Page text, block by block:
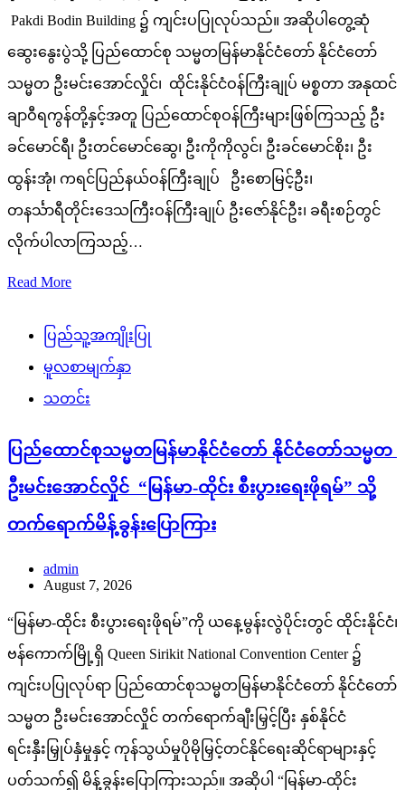
Pakdi Bodin Building ၌ ကျင်းပပြုလုပ်သည်။ အဆိုပါတွေ့ဆုံ
ဆွေးနွေးပွဲသို့ ပြည်ထောင်စု သမ္မတမြန်မာနိုင်ငံတော် နိုင်ငံတော်
သမ္မတ ဦးမင်းအောင်လှိုင်၊ ထိုင်းနိုင်ငံဝန်ကြီးချုပ် မစ္စတာ အနုထင်
ချာဝီရကွန်တို့နှင့်အတူ ပြည်ထောင်စုဝန်ကြီးများဖြစ်ကြသည့် ဦး
ခင်မောင်ရီ၊ ဦးတင်မောင်ဆွေ၊ ဦးကိုကိုလွင်၊ ဦးခင်မောင်စိုး၊ ဦး
ထွန်းအုံ၊ ကရင်ပြည်နယ်ဝန်ကြီးချုပ် ဦးစောမြင့်ဦး၊
တနင်္သာရီတိုင်းဒေသကြီးဝန်ကြီးချုပ် ဦးဇော်နိုင်ဦး၊ ခရီးစဉ်တွင်
လိုက်ပါလာကြသည့်…
Read More
ပြည်သူ့အကျိုးပြု
မူလစာမျက်နှာ
သတင်း
ပြည်ထောင်စုသမ္မတမြန်မာနိုင်ငံတော် နိုင်ငံတော်သမ္မတ
ဦးမင်းအောင်လှိုင် “မြန်မာ-ထိုင်း စီးပွားရေးဖိုရမ်” သို့
တက်ရောက်မိန့်ခွန်းပြောကြား
admin
August 7, 2026
“မြန်မာ-ထိုင်း စီးပွားရေးဖိုရမ်”ကို ယနေ့မွန်းလွဲပိုင်းတွင် ထိုင်းနိုင်ငံ၊
ဗန်ကောက်မြို့ရှိ Queen Sirikit National Convention Center ၌
ကျင်းပပြုလုပ်ရာ ပြည်ထောင်စုသမ္မတမြန်မာနိုင်ငံတော် နိုင်ငံတော်
သမ္မတ ဦးမင်းအောင်လှိုင် တက်ရောက်ချီးမြှင့်ပြီး နှစ်နိုင်ငံ
ရင်းနှီးမြှုပ်နှံမှုနှင့် ကုန်သွယ်မှုပိုမိုမြှင့်တင်နိုင်ရေးဆိုင်ရာများနှင့်
ပတ်သက်၍ မိန့်ခွန်းပြောကြားသည်။ အဆိုပါ “မြန်မာ-ထိုင်း